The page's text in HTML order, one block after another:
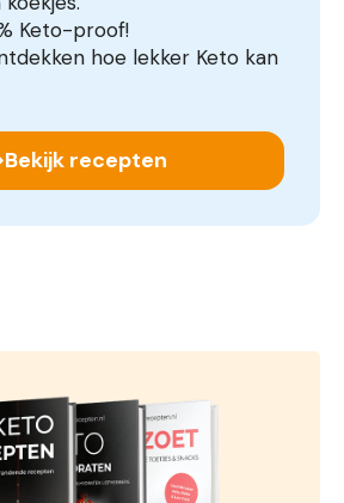
Keto-proof!
hoe lekker Keto kan
Bekijk recepten